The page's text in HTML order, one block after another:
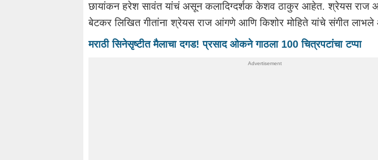
छायांकन हरेश सावंत यांचं असून कलादिग्दर्शक केशव ठाकुर आहेत. श्रेयस राज
बेटकर लिखित गीतांना श्रेयस राज आंगणे आणि किशोर मोहिते यांचे संगीत
मराठी सिनेसृष्टीत मैलाचा दगड! प्रसाद ओकने गाठला 100 चित्रपटांचा टप्पा